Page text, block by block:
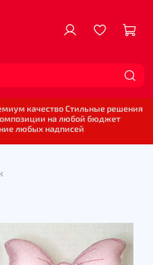
качество Стильные решения
на любой бюджет
любых надписей